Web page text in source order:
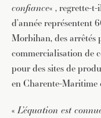
confiance« , regrette-
d’année représentent
Morbihan, des arrêtés
commercialisation de
pour des sites de
en Charente-Maritime
«L’équation est